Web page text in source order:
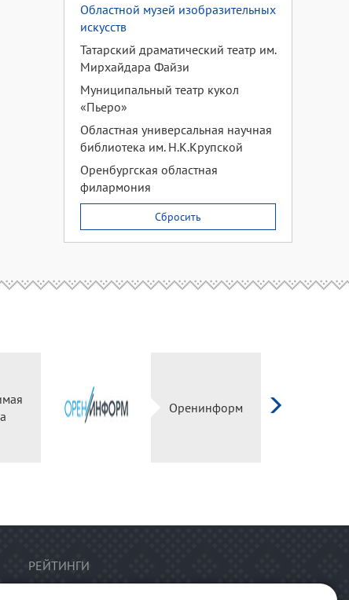
Областной музей изобразительных
искусств
Татарский драматический театр им.
Мирхайдара Файзи
Муниципальный театр кукол
«Пьеро»
Областная универсальная научная
библиотека им. Н.К.Крупской
Оренбургская областная
филармония
Сбросить
Оренинформ
РЕЙТИНГИ